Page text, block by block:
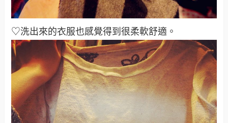
♡洗出來的衣服也感覺得到很柔軟舒適。